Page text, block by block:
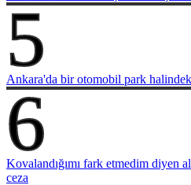
5
Ankara'da bir otomobil park
6
Kovalandığımı fark etmedim diyen
ceza